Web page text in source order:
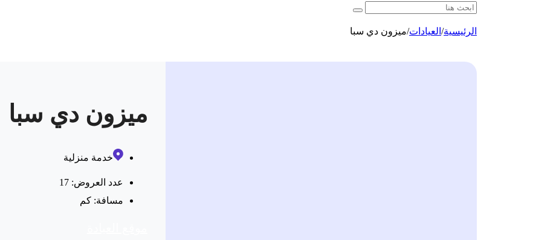
الرئيسية/ العيادات/ميزون دي سبا
ميزون دي سبا
خدمة منزلية
عدد العروض: 17
مسافة:كم